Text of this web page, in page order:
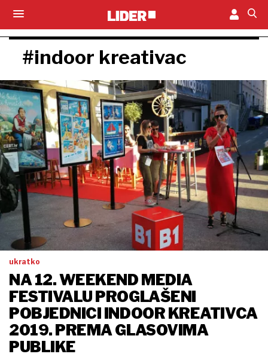
#indoor kreativac
ukratko
NA 12. WEEKEND MEDIA
FESTIVALU PROGLAŠENI
POBJEDNICI INDOOR KREATIVCA
2019. PREMA GLASOVIMA
PUBLIKE